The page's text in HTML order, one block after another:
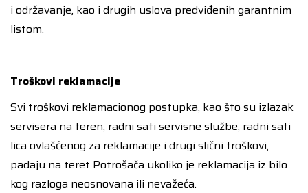
i održavanje, kao i drugih uslova predviđenih garantnim
listom.
Troškovi reklamacije
Svi troškovi reklamacionog postupka, kao što su izlazak
servisera na teren, radni sati servisne službe, radni sati
lica ovlašćenog za reklamacije i drugi slični troškovi,
padaju na teret Potrošača ukoliko je reklamacija iz bilo
kog razloga neosnovana ili nevažeća.